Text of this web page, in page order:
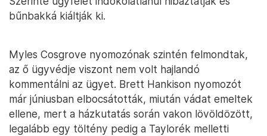
bűnbakká kiáltják ki.
Myles Cosgrove nyomozónak szintén felmondtak,
az ő ügyvédje viszont nem volt hajlandó
kommentálni az ügyet. Brett Hankison nyomozót
már júniusban elbocsátották, miután vádat emeltek
ellene, mert a házkutatás során vakon lövöldözött,
legalább egy töltény pedig a Taylorék melletti